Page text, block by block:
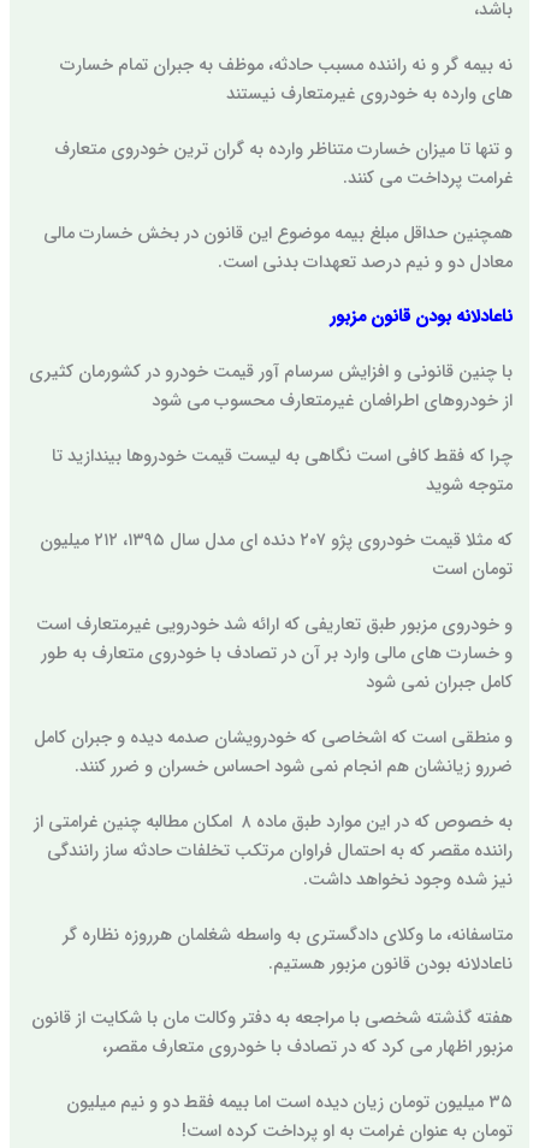
باشد،
نه بیمه گر و نه راننده مسبب حادثه، موظف به جبران تمام خسارت
های وارده به خودروی غیرمتعارف نیستند
و تنها تا میزان خسارت متناظر وارده به گران ترین خودروی متعارف
غرامت پرداخت می کنند.
همچنین حداقل مبلغ بیمه موضوع این قانون در بخش خسارت مالی
معادل دو و نیم درصد تعهدات بدنی است.
ناعادلانه بودن قانون مزبور
با چنین قانونی و افزایش سرسام آور قیمت خودرو در کشورمان کثیری
از خودروهای اطرافمان غیرمتعارف محسوب می شود
چرا که فقط کافی است نگاهی به لیست قیمت خودروها بیندازید تا
متوجه شوید
که مثلا قیمت خودروی پژو ۲۰۷ دنده ای مدل سال ۱۳۹۵، ۲۱۲ میلیون
تومان است
و خودروی مزبور طبق تعاریفی که ارائه شد خودرویی غیرمتعارف است
و خسارت های مالی وارد بر آن در تصادف با خودروی متعارف به طور
کامل جبران نمی شود
و منطقی است که اشخاصی که خودرویشان صدمه دیده و جبران کامل
ضررو زیانشان هم انجام نمی شود احساس خسران و ضرر کنند.
به خصوص که در این موارد طبق ماده ۸ امکان مطالبه چنین غرامتی از
راننده مقصر که به احتمال فراوان مرتکب تخلفات حادثه ساز رانندگی
نیز شده وجود نخواهد داشت.
متاسفانه، ما وکلای دادگستری به واسطه شغلمان هرروزه نظاره گر
ناعادلانه بودن قانون مزبور هستیم.
هفته گذشته شخصی با مراجعه به دفتر وکالت مان با شکایت از قانون
مزبور اظهار می کرد که در تصادف با خودروی متعارف مقصر،
۳۵ میلیون تومان زیان دیده است اما بیمه فقط دو و نیم میلیون
تومان به عنوان غرامت به او پرداخت کرده است!